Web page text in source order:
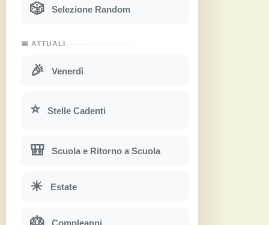
🎲 Selezione Random
📅 ATTUALI
🎉 Venerdì
⭐ Stelle Cadenti
🎒 Scuola e Ritorno a Scuola
☀ Estate
Compleanni